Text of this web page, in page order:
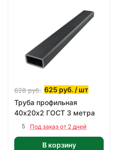
628руб. 625 руб. / шт
Труба профильная
40х20х2 ГОСТ 3 метра
5 Под заказ от 2 дней
В корзину